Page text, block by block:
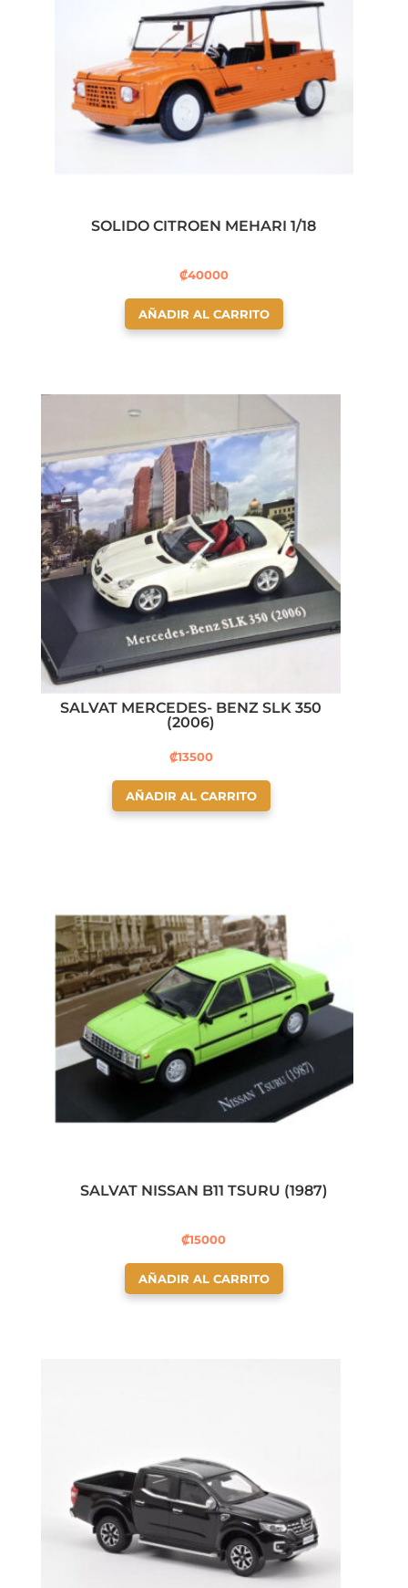
SOLIDO CITROEN MEHARI 1/18
₡40000
AÑADIR AL CARRITO
SALVAT MERCEDES- BENZ SLK 350
(2006)
₡13500
AÑADIR AL CARRITO
SALVAT NISSAN B11 TSURU (1987)
₡15000
AÑADIR AL CARRITO